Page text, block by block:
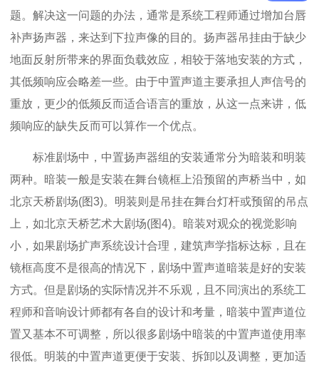
题。解决这一问题的办法，通常是系统工程师通过增加台唇
补声扬声器，来达到下拉声像的目的。扬声器吊挂由于缺少
地面反射所带来的界面负载效应，相较于落地安装的方式，
其低频响应会略差一些。由于中置声道主要承担人声信号的
重放，更少的低频反而适合语言的重放，从这一点来讲，低
频响应的缺失反而可以算作一个优点。
标准剧场中，中置扬声器组的安装通常分为暗装和明装
两种。暗装一般是安装在舞台镜框上沿预留的声桥当中，如
北京天桥剧场(图3)。明装则是吊挂在舞台灯杆或预留的吊点
上，如北京天桥艺术大剧场(图4)。暗装对观众的视觉影响
小，如果剧场扩声系统设计合理，建筑声学指标达标，且在
镜框高度不是很高的情况下，剧场中置声道暗装是好的安装
方式。但是剧场的实际情况并不乐观，且不同演出的系统工
程师和音响设计师都有各自的设计和考量，暗装中置声道位
置又基本不可调整，所以很多剧场中暗装的中置声道使用率
很低。明装的中置声道更便于安装、拆卸以及调整，更加适